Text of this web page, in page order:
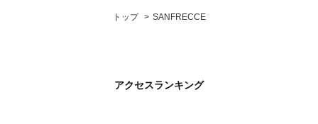
トップ SANFRECCE
アクセスランキング